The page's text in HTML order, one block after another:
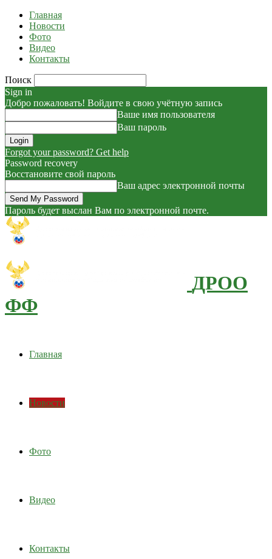
Главная
Новости
Фото
Видео
Контакты
Поиск
Sign in
Добро пожаловать! Войдите в свою учётную запись
Ваше имя пользователя
Ваш пароль
Forgot your password? Get help
Password recovery
Восстановите свой пароль
Ваш адрес электронной почты
Пароль будет выслан Вам по электронной почте.
ДРОО
ФФ
Главная
Новости
Фото
Видео
Контакты